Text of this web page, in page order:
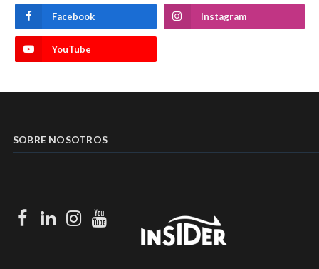
Facebook Instagram
YouTube
SOBRE NOSOTROS
Facebook
LinkedIn
Instagram
Youtube